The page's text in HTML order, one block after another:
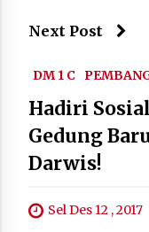
Next Post
DM 1 C
Hadiri
Gedung
Darwis!
Sel Des 12 , 2017